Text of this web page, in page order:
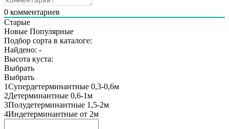
0 комментариев
Старые
Новые Популярные
Подбор сорта в каталоге:
Найдено: -
Высота куста:
Выбрать
Выбрать
1Супердетерминантные 0,3-0,6м
2Детерминантные 0,6-1м
3Полудетерминантные 1,5-2м
4Индетерминантные от 2м